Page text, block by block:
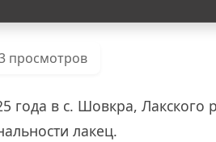
просмотров
года в с. Шовкра, Лакского
лакец.